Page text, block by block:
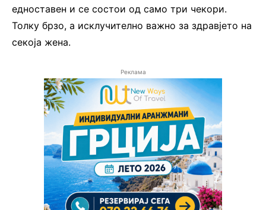
едноставен и се состои од само три чекори.
Толку брзо, а исклучително важно за здравјето на
секоја жена.
Реклама